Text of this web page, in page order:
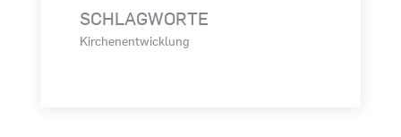
SCHLAGWORTE
Kirchenentwicklung